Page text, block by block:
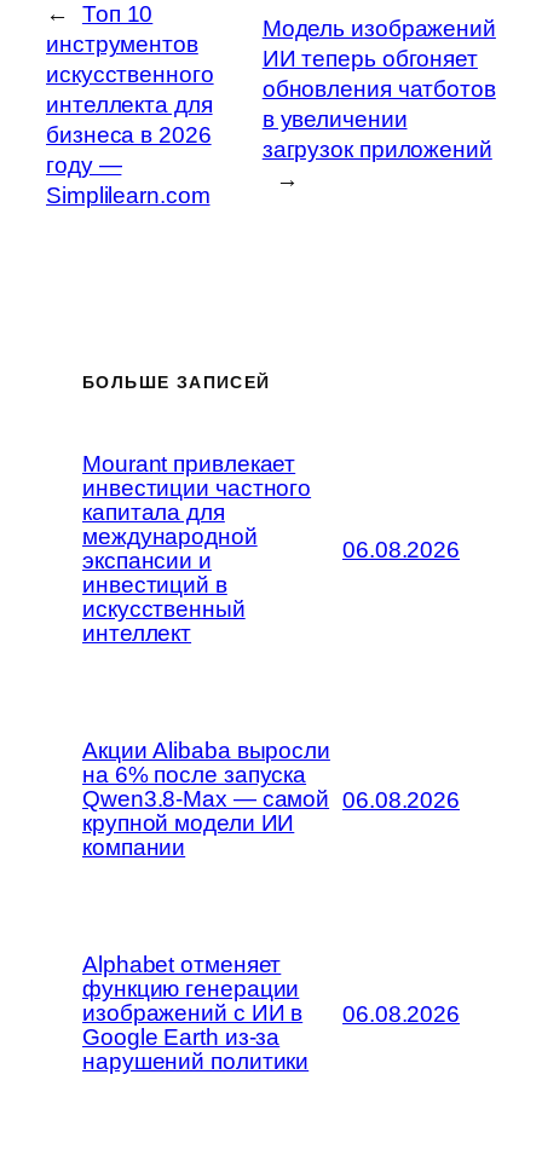
←
Топ 10
инструментов
искусственного
интеллекта для
бизнеса в 2026
году —
Simplilearn.com
Модель изображений
ИИ теперь обгоняет
обновления чатботов
в увеличении
загрузок приложений
→
БОЛЬШЕ ЗАПИСЕЙ
Mourant привлекает
инвестиции частного
капитала для
международной
экспансии и
инвестиций в
искусственный
интеллект
06.08.2026
Акции Alibaba выросли
на 6% после запуска
Qwen3.8-Max — самой
крупной модели ИИ
компании
06.08.2026
Alphabet отменяет
функцию генерации
изображений с ИИ в
Google Earth из-за
нарушений политики
06.08.2026